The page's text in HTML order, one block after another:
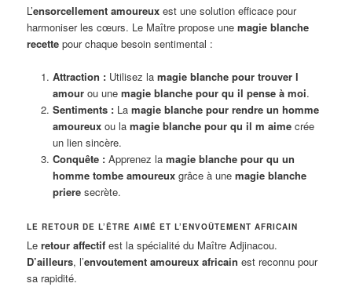
L’ensorcellement amoureux est une solution efficace pour
harmoniser les cœurs. Le Maître propose unemagie blanche
recette pour chaque besoin sentimental :
Attraction :Utilisez la magie blanche pour trouver l
amourou une magie blanche pour qu il pense à moi.
Sentiments :La magie blanche pour rendre un homme
amoureuxou la magie blanche pour qu il m aimecrée
un lien sincère.
Conquête :Apprenez la magie blanche pour qu un
homme tombe amoureuxgrâce à une magie blanche
prieresecrète.
LE RETOUR DE L’ÊTRE AIMÉ ET L’ENVOÛTEMENT AFRICAIN
Leretour affectif est la spécialité du Maître Adjinacou.
D’ailleurs, l’envoutement amoureux africain est reconnu pour
sa rapidité.